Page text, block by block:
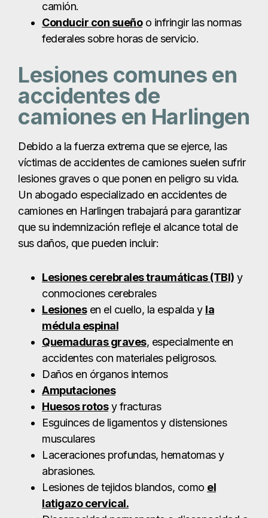
Debido a la fuerza extrema que se ejerce, las
víctimas de accidentes de camiones suelen sufrir
Un abogado especializado en accidentes de
camiones en Harlingen trabajará para garantizar
que su indemnización refleje el alcance total de
sus daños, que pueden incluir:
Lesiones cerebrales traumáticas (TBI)
conmociones cerebrales
Lesionesen el cuello, la espalda yla
médula espinal
Quemaduras graves, especialmente en
accidentes con materiales peligrosos.
Daños en órganos internos
Huesos rotosy fracturas
Esguinces de ligamentos y distensiones
musculares
Laceraciones profundas, hematomas y
abrasiones.
Lesiones de tejidos blandos, comoel
latigazo cervical.
Discapacidad permanente o discapacidad a
largo plazo
Carreteras peligrosas
en Harlingen para
accidentes de
camiones